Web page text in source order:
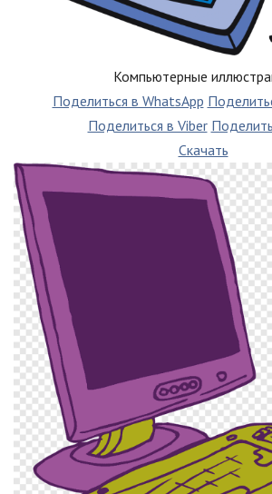
Компьютерные
Поделиться в WhatsApp
Поделиться в Viber
Скачать